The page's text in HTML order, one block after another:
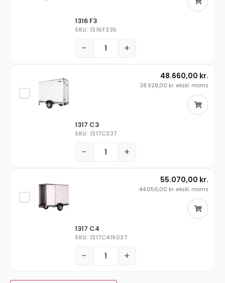
1316 F3
SKU: 1316F335
− +
1317 C3
SKU: 1317C337
− +
48.660,00 kr.
38.928,00 kr. ekskl. moms
1317 C4
SKU: 1317C419037
− +
55.070,00 kr.
44.056,00 kr. ekskl. moms